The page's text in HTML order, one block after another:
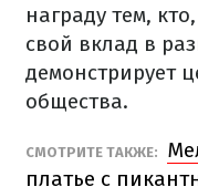
награду тем,
свой вклад в
демонстрирует
общества.
СМОТРИТЕ ТАКЖЕ:
платье с